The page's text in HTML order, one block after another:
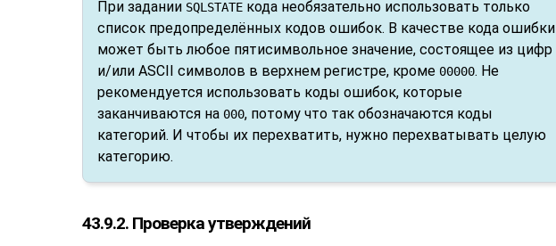
При задании SQLSTATE кода необязательно использовать только
список предопределённых кодов ошибок. В качестве кода ошибки
может быть любое пятисимвольное значение, состоящее из цифр
и/или ASCII символов в верхнем регистре, кроме 00000. Не
рекомендуется использовать коды ошибок, которые
заканчиваются на 000, потому что так обозначаются коды
категорий. И чтобы их перехватить, нужно перехватывать целую
категорию.
43.9.2. Проверка утверждений